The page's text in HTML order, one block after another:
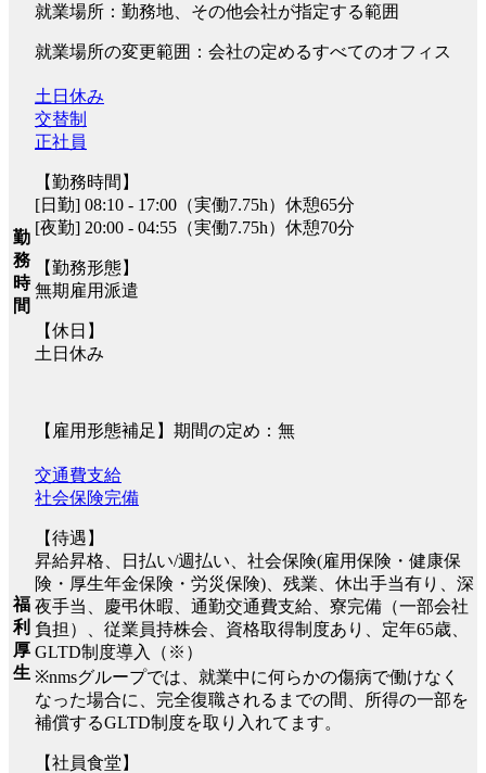
就業場所：勤務地、その他会社が指定する範囲
就業場所の変更範囲：会社の定めるすべてのオフィス
勤
務
時
間
土日休み
交替制
正社員
【勤務時間】
[日勤] 08:10 - 17:00（実働7.75h）休憩65分
[夜勤] 20:00 - 04:55（実働7.75h）休憩70分
【勤務形態】
無期雇用派遣
【休日】
土日休み
【雇用形態補足】期間の定め：無
福
利
厚
生
交通費支給
社会保険完備
【待遇】
昇給昇格、日払い/週払い、社会保険(雇用保険・健康保
険・厚生年金保険・労災保険)、残業、休出手当有り、深
夜手当、慶弔休暇、通勤交通費支給、寮完備（一部会社
負担）、従業員持株会、資格取得制度あり、定年65歳、
GLTD制度導入（※）
※nmsグループでは、就業中に何らかの傷病で働けなく
なった場合に、完全復職されるまでの間、所得の一部を
補償するGLTD制度を取り入れてます。
【社員食堂】